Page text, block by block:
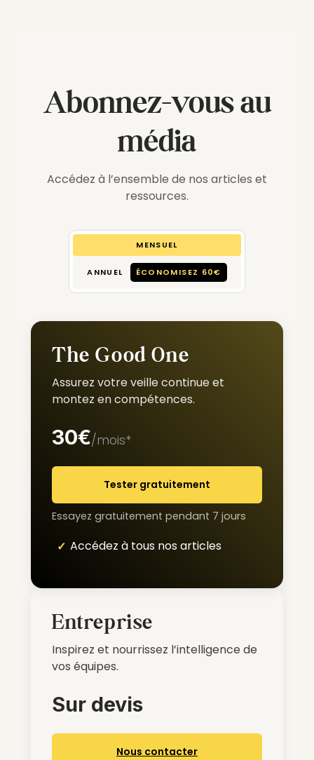
Abonnez-vous au
média
Accédez à l’ensemble de nos articles et
ressources.
MENSUEL
ANNUEL ÉCONOMISEZ 60€
The Good One
Assurez votre veille continue et
montez en compétences.
30€/mois*
Tester gratuitement
Essayez gratuitement pendant 7 jours
Accédez à tous nos articles
Entreprise
Inspirez et nourrissez l’intelligence de
vos équipes.
Sur devis
Nous contacter